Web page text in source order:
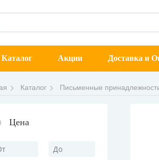
Каталог Акции Доставка и
Каталог Письменные
Цена